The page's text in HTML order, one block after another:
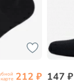
карте 212 ₽ 147 ₽